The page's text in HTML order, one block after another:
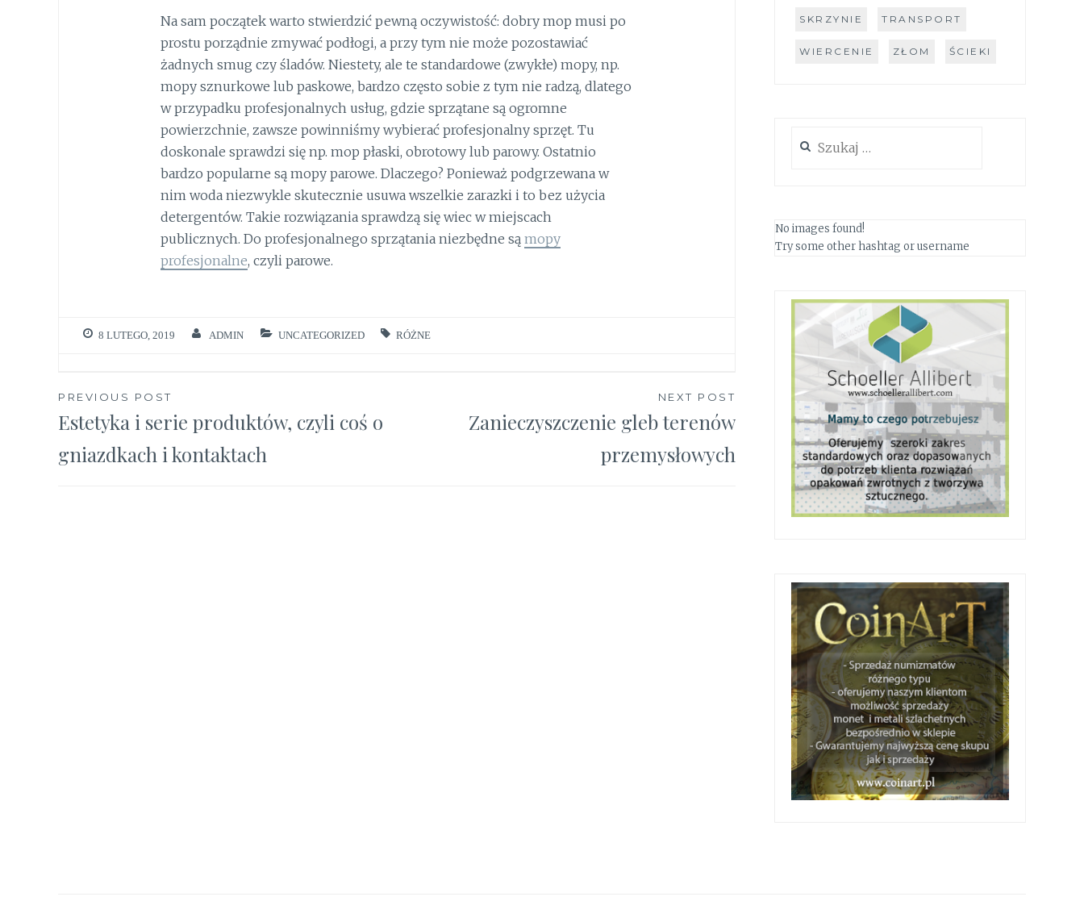
Na sam początek warto stwierdzić pewną oczywistość: dobry mop musi po
prostu porządnie zmywać podłogi, a przy tym nie może pozostawiać
żadnych smug czy śladów. Niestety, ale te standardowe (zwykłe) mopy, np.
mopy sznurkowe lub paskowe, bardzo często sobie z tym nie radzą, dlatego
w przypadku profesjonalnych usług, gdzie sprzątane są ogromne
powierzchnie, zawsze powinniśmy wybierać profesjonalny sprzęt. Tu
doskonale sprawdzi się np. mop płaski, obrotowy lub parowy. Ostatnio
bardzo popularne są mopy parowe. Dlaczego? Ponieważ podgrzewana w
nim woda niezwykle skutecznie usuwa wszelkie zarazki i to bez użycia
detergentów. Takie rozwiązania sprawdzą się wiec w miejscach
publicznych. Do profesjonalnego sprzątania niezbędne są mopy
profesjonalne, czyli parowe.
8 LUTEGO, 2019 ADMIN UNCATEGORIZED RÓŻNE
Nawigacja
wpisu
PREVIOUS POST
Estetyka i serie produktów, czyli coś o
gniazdkach i kontaktach
NEXT POST
Zanieczyszczenie gleb terenów
przemysłowych
SKRZYNIE TRANSPORT
WIERCENIE ZŁOM ŚCIEKI
No images found!
Try some other hashtag or username